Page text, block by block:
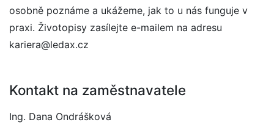
osobně poznáme a ukážeme, jak to u nás funguje v
praxi. Životopisy zasílejte e-mailem na adresu
kariera@ledax.cz
Kontakt na zaměstnavatele
Ing. Dana Ondrášková